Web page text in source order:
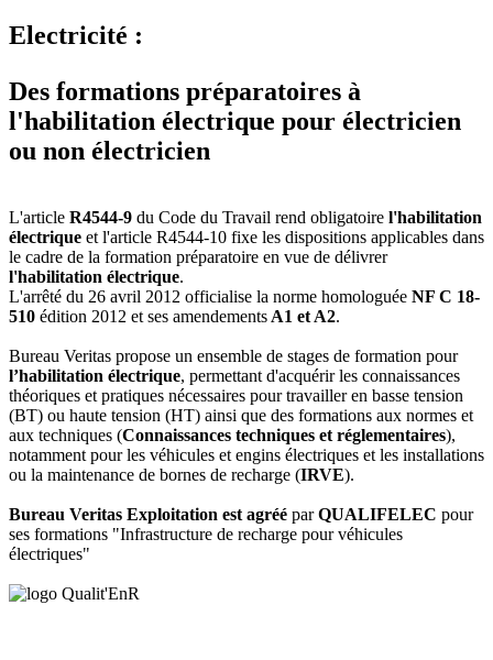
Electricité :
Des formations préparatoires à
l'habilitation électrique pour électricien
ou non électricien
L'article R4544-9 du Code du Travail rend obligatoire l'habilitation
électrique et l'article R4544-10 fixe les dispositions applicables dans
le cadre de la formation préparatoire en vue de délivrer
l'habilitation électrique.
L'arrêté du 26 avril 2012 officialise la norme homologuée NF C 18-
510 édition 2012 et ses amendements A1 et A2.
Bureau Veritas propose un ensemble de stages de formation pour
l’habilitation électrique, permettant d'acquérir les connaissances
théoriques et pratiques nécessaires pour travailler en basse tension
(BT) ou haute tension (HT) ainsi que des formations aux normes et
aux techniques (Connaissances techniques et réglementaires),
notamment pour les véhicules et engins électriques et les installations
ou la maintenance de bornes de recharge (IRVE).
Bureau Veritas Exploitation est agréé parQUALIFELEC pour
ses formations "Infrastructure de recharge pour véhicules
électriques"